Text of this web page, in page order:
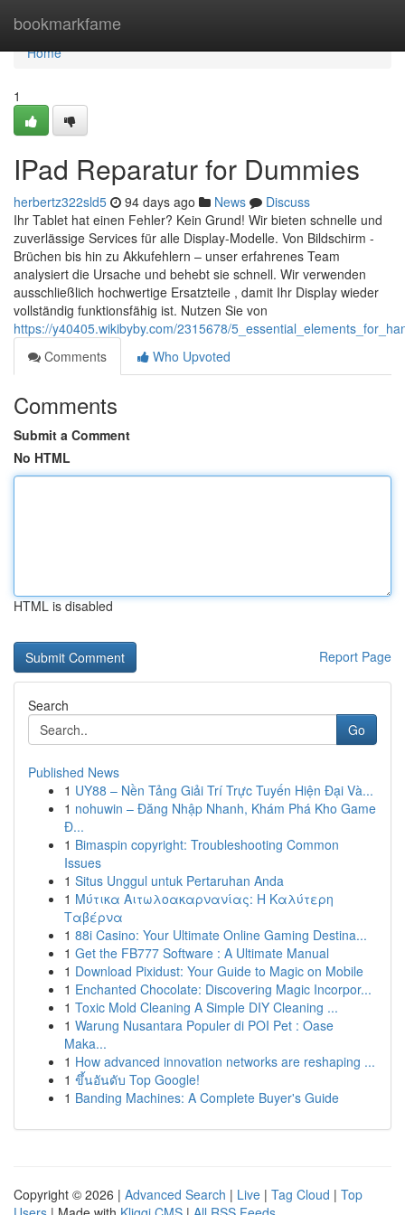
bookmarkfame
Home
Home
1
IPad Reparatur for Dummies
herbertz322sld5 94 days ago News
Discuss
Ihr Tablet hat einen Fehler? Kein Grund! Wir bieten schnelle und
zuverlässige Services für alle Display-Modelle. Von Bildschirm -
Brüchen bis hin zu Akkufehlern – unser erfahrenes Team
analysiert die Ursache und behebt sie schnell. Wir verwenden
ausschließlich hochwertige Ersatzteile , damit Ihr Display wieder
vollständig funktionsfähig ist. Nutzen Sie von
https://y40405.wikibyby.com/2315678/
Comments
Who Upvoted
Comments
Submit a Comment
No HTML
HTML is disabled
Report Page
Search
Go
Published News
1 UY88 – Nền Tảng Giải Trí Trực Tuyến Hiện Đại Và...
1 nohuwin – Đăng Nhập Nhanh, Khám Phá Kho Game
Đ...
1 Bimaspin copyright: Troubleshooting Common
Issues
1 Situs Unggul untuk Pertaruhan Anda
1 Μύτικα Αιτωλοακαρνανίας: Η Καλύτερη
Ταβέρνα
1 88i Casino: Your Ultimate Online Gaming Destina...
1 Get the FB777 Software : A Ultimate Manual
1 Download Pixidust: Your Guide to Magic on Mobile
1 Enchanted Chocolate: Discovering Magic Incorpor...
1 Toxic Mold Cleaning A Simple DIY Cleaning ...
1 Warung Nusantara Populer di POI Pet : Oase
Maka...
1 How advanced innovation networks are reshaping ...
1 ขึ้นอันดับ Top Google!
1 Banding Machines: A Complete Buyer's Guide
Copyright © 2026 | Advanced Search | Live | Tag Cloud | Top